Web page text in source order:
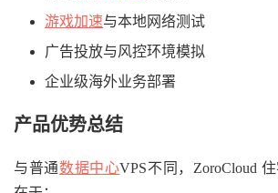
游戏加速与本地网络测试
广告投放与风控环境模拟
企业级海外业务部署
产品优势总结
与普通数据中心VPS不同，ZoroCloud